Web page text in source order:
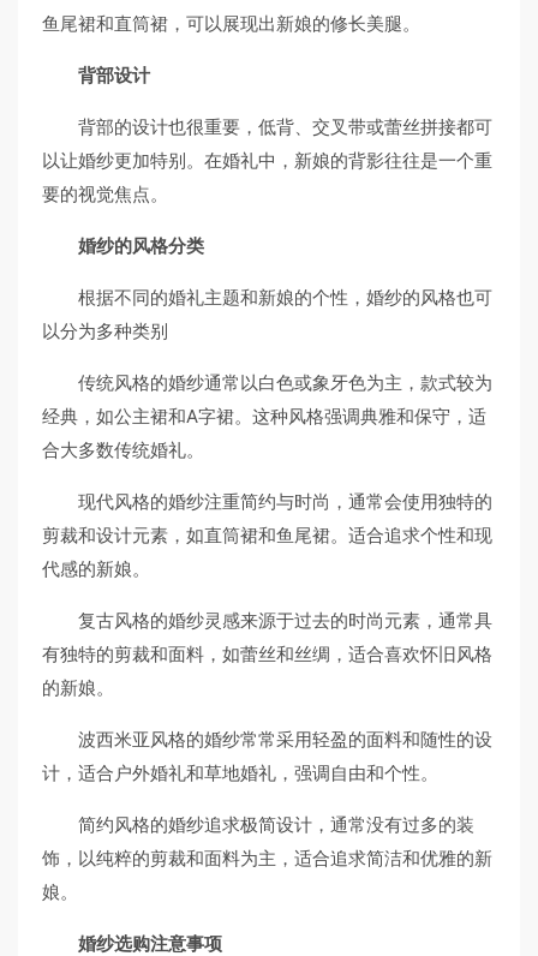
鱼尾裙和直筒裙，可以展现出新娘的修长美腿。
背部设计
背部的设计也很重要，低背、交叉带或蕾丝拼接都可
以让婚纱更加特别。在婚礼中，新娘的背影往往是一个重
要的视觉焦点。
婚纱的风格分类
根据不同的婚礼主题和新娘的个性，婚纱的风格也可
以分为多种类别
传统风格的婚纱通常以白色或象牙色为主，款式较为
经典，如公主裙和A字裙。这种风格强调典雅和保守，适
合大多数传统婚礼。
现代风格的婚纱注重简约与时尚，通常会使用独特的
剪裁和设计元素，如直筒裙和鱼尾裙。适合追求个性和现
代感的新娘。
复古风格的婚纱灵感来源于过去的时尚元素，通常具
有独特的剪裁和面料，如蕾丝和丝绸，适合喜欢怀旧风格
的新娘。
波西米亚风格的婚纱常常采用轻盈的面料和随性的设
计，适合户外婚礼和草地婚礼，强调自由和个性。
简约风格的婚纱追求极简设计，通常没有过多的装
饰，以纯粹的剪裁和面料为主，适合追求简洁和优雅的新
娘。
婚纱选购注意事项